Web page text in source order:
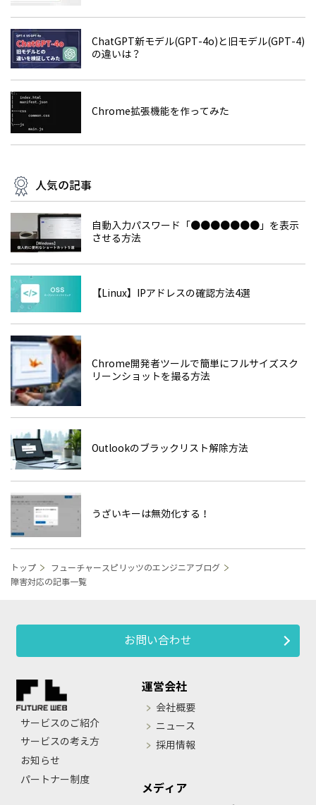
ChatGPT新モデル(GPT-4o)と旧モデル(GPT-4)
の違いは？
Chrome拡張機能を作ってみた
人気の記事
自動入力パスワード「●●●●●●●」を表示
させる方法
【Linux】IPアドレスの確認方法4選
Chrome開発者ツールで簡単にフルサイズスク
リーンショットを撮る方法
Outlookのブラックリスト解除方法
うざいキーは無効化する！
トップ
フューチャースピリッツのエンジニアブログ
障害対応の記事一覧
お問い合わせ
サービスのご紹介
サービスの考え方
お知らせ
パートナー制度
運営会社
会社概要
ニュース
採用情報
メディア